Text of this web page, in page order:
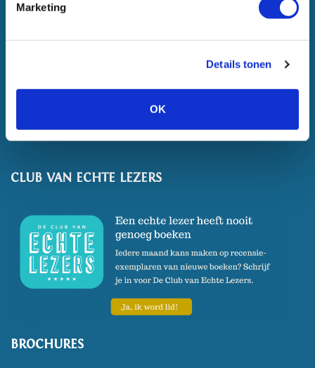
Marketing
Details tonen
OK
CLUB VAN ECHTE LEZERS
BROCHURES